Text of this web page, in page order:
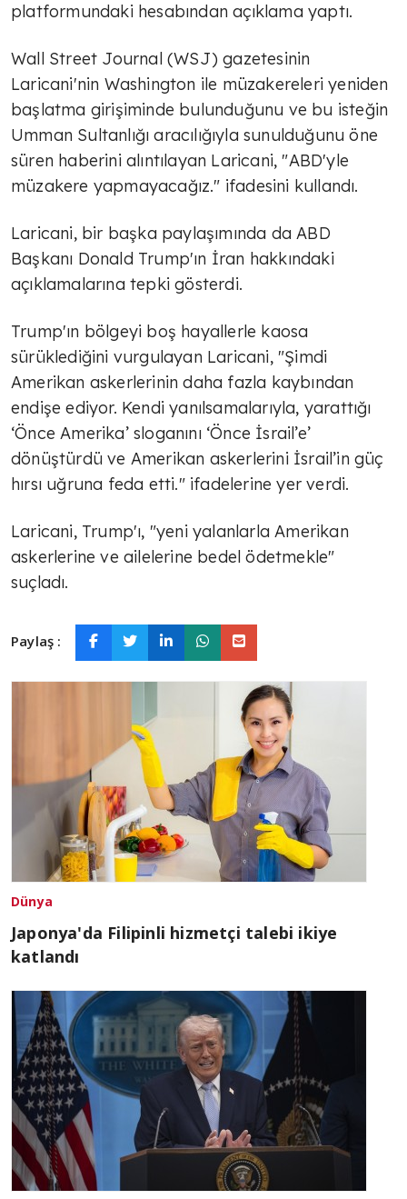
platformundaki hesabından açıklama yaptı.
Wall Street Journal (WSJ) gazetesinin
Laricani'nin Washington ile müzakereleri yeniden
başlatma girişiminde bulunduğunu ve bu isteğin
Umman Sultanlığı aracılığıyla sunulduğunu öne
süren haberini alıntılayan Laricani, "ABD'yle
müzakere yapmayacağız." ifadesini kullandı.
Laricani, bir başka paylaşımında da ABD
Başkanı Donald Trump'ın İran hakkındaki
açıklamalarına tepki gösterdi.
Trump'ın bölgeyi boş hayallerle kaosa
sürüklediğini vurgulayan Laricani, "Şimdi
Amerikan askerlerinin daha fazla kaybından
endişe ediyor. Kendi yanılsamalarıyla, yarattığı
‘Önce Amerika’ sloganını ‘Önce İsrail’e’
dönüştürdü ve Amerikan askerlerini İsrail’in güç
hırsı uğruna feda etti." ifadelerine yer verdi.
Laricani, Trump'ı, "yeni yalanlarla Amerikan
askerlerine ve ailelerine bedel ödetmekle"
suçladı.
Paylaş :
Dünya
Japonya'da Filipinli hizmetçi talebi ikiye
katlandı